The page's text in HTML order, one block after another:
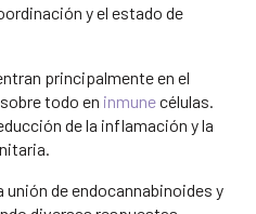
y el estado de
principalmente en el
todo en inmunecélulas.
de la inflamación y la
de endocannabinoides y